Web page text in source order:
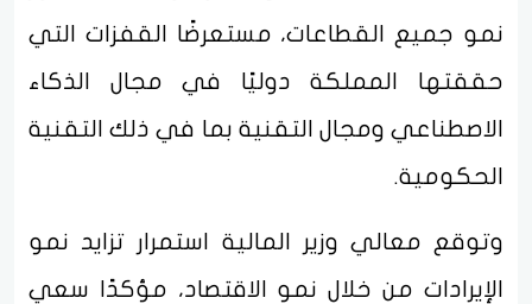
نمو جميع القطاعات، مستعرضًا القفزات التي
حققتها المملكة دوليًا في مجال الذكاء
الاصطناعي ومجال التقنية بما في ذلك التقنية
الحكومية.
وتوقع معالي وزير المالية استمرار تزايد نمو
الإيرادات من خلال نمو الاقتصاد، مؤكدًا سعي